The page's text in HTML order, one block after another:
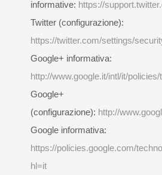
informative: https://
Twitter (configurazione):
https://twitter.com/settings/
Google+ informativa:
http://www.google.it/intl/it/
Google+
(configurazione): http://
Google informativa:
https://policies.google.com/
hl=it